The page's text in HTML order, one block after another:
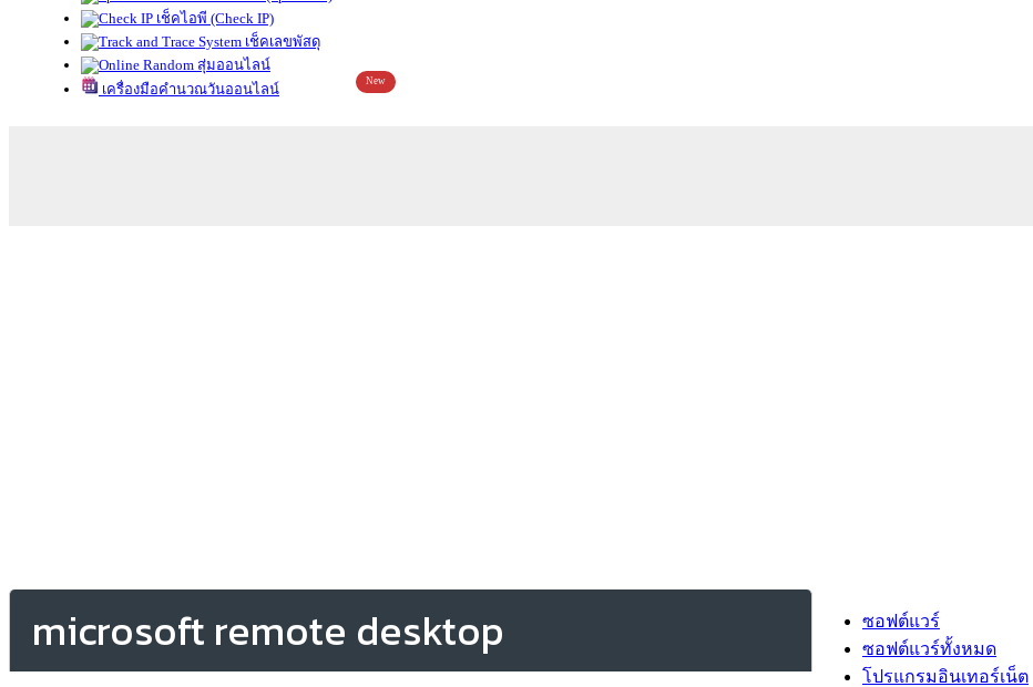
เช็คไอพี (Check IP)
เช็คเลขพัสดุ
สุ่มออนไลน์
เครื่องมือคำนวณวันออนไลน์
New
microsoft remote desktop
ซอฟต์แวร์
ซอฟต์แวร์ทั้งหมด
โปรแกรมอินเทอร์เน็ต